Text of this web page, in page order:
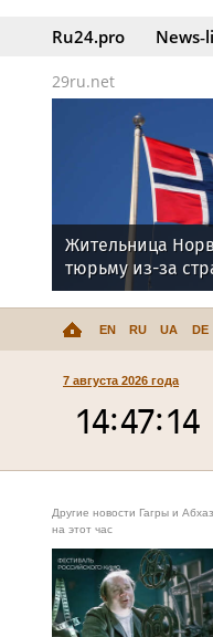
Ru24.pro
29ru.net
Жительница
тюрьму из-за
EN RU UA DE
7 августа 2026 года
Другие новости Гагры и
на этот час